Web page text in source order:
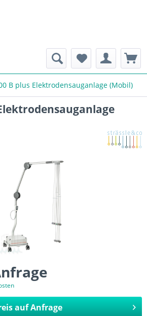
B plus Elektrodensauganlage (Mobil)
auf Anfrage